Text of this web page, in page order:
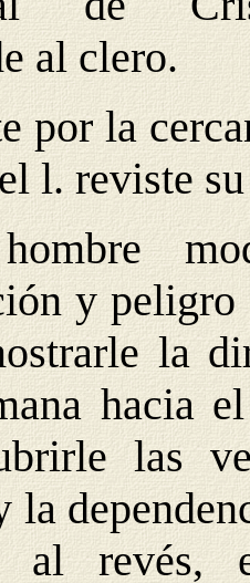
al clero.
por la
l. reviste
y peligro
la
hacia
las
la
al revés,